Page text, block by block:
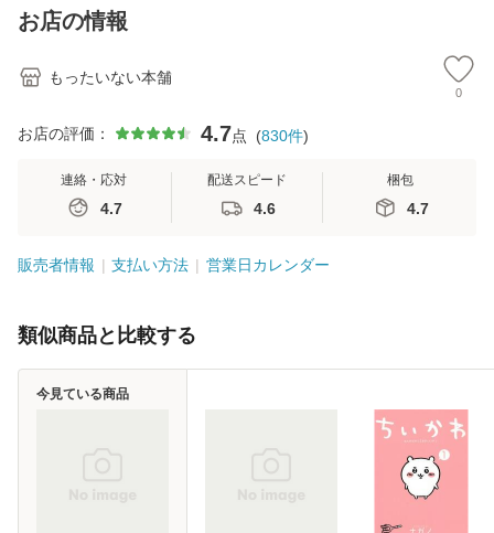
恵 藤本幸三 / 南江
堂 [単行
お店の情報
もったいない本舗
0
お店の評価： 4.7点 (830件)
連絡・応対
4.7
配送スピード
4.6
梱包
4.7
販売者情報 支払い方法 営業日カレンダー
類似商品と比較する
今見ている商品